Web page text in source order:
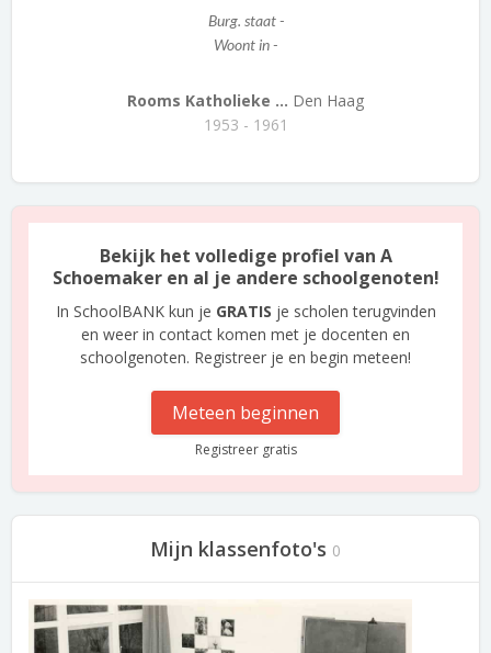
Burg. staat -
Woont in -
Rooms Katholieke ... Den Haag
1953 - 1961
Bekijk het volledige profiel van A
Schoemaker en al je andere schoolgenoten!
In SchoolBANK kun je GRATIS je scholen terugvinden
en weer in contact komen met je docenten en
schoolgenoten. Registreer je en begin meteen!
Meteen beginnen
Registreer gratis
Mijn klassenfoto's 0